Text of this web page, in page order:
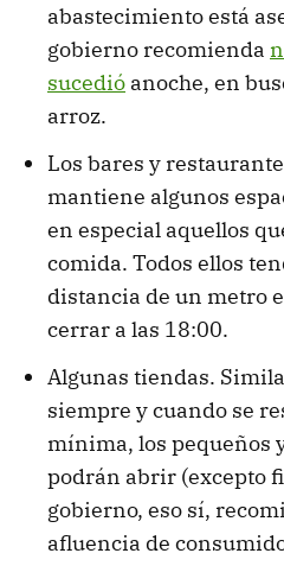
abastecimiento está
gobierno recomienda
sucedió anoche, en
arroz.
Los bares y
mantiene algunos
en especial aquellos
comida. Todos ellos
distancia de un metro
cerrar a las 18:00.
Algunas tiendas.
siempre y cuando se
mínima, los pequeños
podrán abrir (excepto
gobierno, eso sí,
afluencia de